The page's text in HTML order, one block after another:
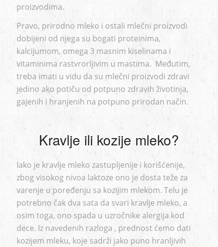
proizvodima.
Pravo, prirodno mleko i ostali mlečni proizvodi
dobijeni od njega su bogati proteinima,
kalcijumom, omega 3 masnim kiselinama i
vitaminima rastvrorljivim u mastima. Međutim,
treba imati u vidu da su mlečni proizvodi zdravi
jedino ako potiču od potpuno zdravih životinja,
gajenih i hranjenih na potpuno prirodan način.
Kravlje ili kozije mleko?
Iako je kravlje mleko zastupljenije i korišćenije,
zbog visokog nivoa laktoze ono je dosta teže za
varenje u poređenju sa kozijim mlekom. Telu je
potrebno čak dva sata da svari kravlje mleko, a
osim toga, ono spada u uzročnike alergija kod
dece. Iz navedenih razloga , prednost ćemo dati
kozijem mleku, koje sadrži jako puno hranljivih